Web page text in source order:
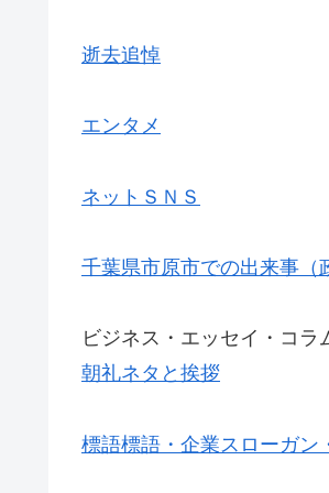
逝去追悼
エンタメ
ネットＳＮＳ
千葉県市原市での出来事（
ビジネス・エッセイ・コラ
朝礼ネタと挨拶
標語標語・企業スローガン